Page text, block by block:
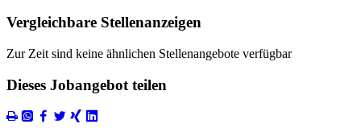
Vergleichbare Stellenanzeigen
Zur Zeit sind keine ähnlichen Stellenangebote verfügbar
Dieses Jobangebot teilen